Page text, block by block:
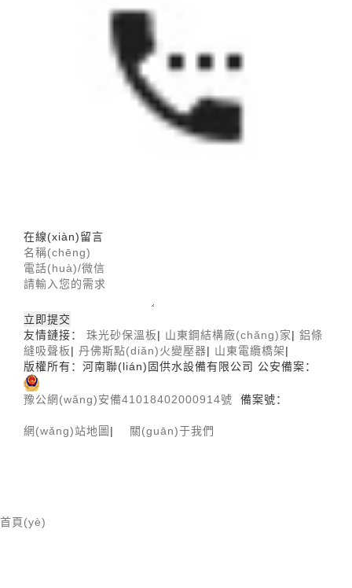
在線(xiàn)留言
友情鏈接： 珠光砂保溫板| 山東鋼結構廠(chǎng)家| 鋁條
縫吸聲板| 丹佛斯點(diǎn)火變壓器| 山東電纜橋架|
版權所有：河南聯(lián)固供水設備有限公司 公安備案：
豫公網(wǎng)安備41018402000914號 備案號：
網(wǎng)站地圖 | 關(guān)于我們
首頁(yè)